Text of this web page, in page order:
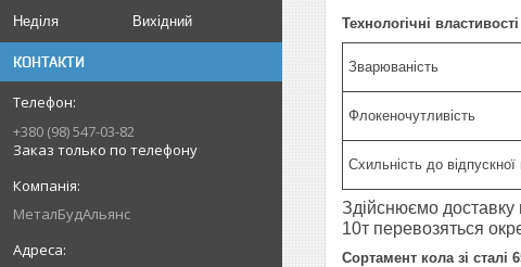
Неділя
Вихідний
КОНТАКТИ
+380 (98) 547-03-82
Заказ только по телефону
МеталБудАльянс
Технологічні
Зварюваність
Флокеночутливість
Схильність до відпускної
Здійснюємо доставку
10т перевозяться
Сортамент кола зі сталі